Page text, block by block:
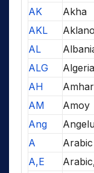
AK
Akha
AKL
AL
ALG
AH
AM
Amoy
Ang
A
Arabic
A,E